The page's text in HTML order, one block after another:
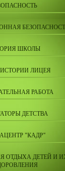
ШКОЛЫ
ЛИЦЕЯ
РАБОТА
ДЕТСТВА
"КАДР"
ОТДЫХА ДЕТЕЙ И